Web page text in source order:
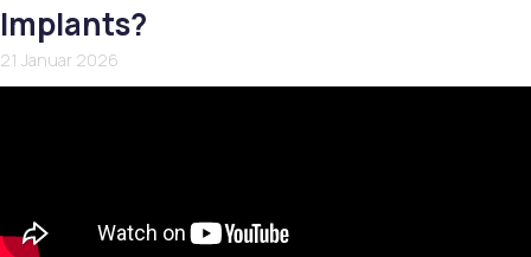
Implants?
21 Januar 2026